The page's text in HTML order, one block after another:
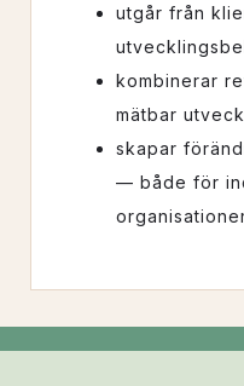
utgår från
kombinerar
mätbar
skapar
— både för